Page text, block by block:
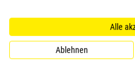
Sauberes Wasser und
leichte Futteraufnahme
Alle
Ablehnen